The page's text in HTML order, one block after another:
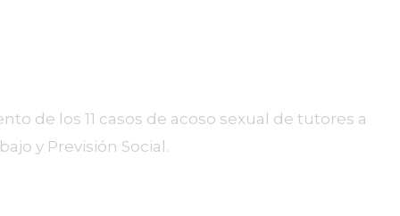
de los 11 casos de acoso sexual de tutores a
y Previsión Social.